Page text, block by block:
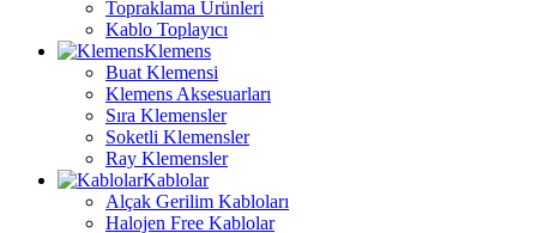
Topraklama Ürünleri
Kablo Toplayıcı
Klemens
Buat Klemensi
Klemens Aksesuarları
Sıra Klemensler
Soketli Klemensler
Ray Klemensler
Kablolar
Alçak Gerilim Kabloları
Halojen Free Kablolar